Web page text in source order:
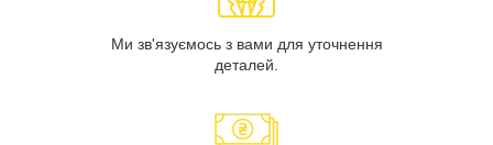
Ми зв'язуємось з вами для уточнення
деталей.